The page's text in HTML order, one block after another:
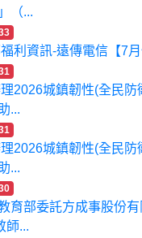
（...
利資訊-遠傳電信【7月
2026城鎮韌性(全民防
...
2026城鎮韌性(全民防
...
育部委託方成事股份
師...